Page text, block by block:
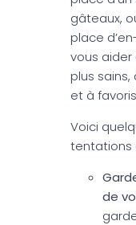
gâteaux,
place
vous aider
plus
et à
Voici
tentations
de